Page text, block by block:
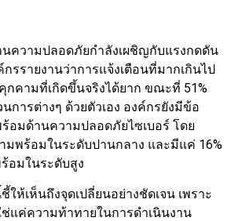
นความปลอดภัยกำลังเผชิญกับแรงกดดัน
กรรายงานว่าการแจ้งเตือนที่มากเกินไป
กคามที่เกิดขึ้นจริงได้ยาก ขณะที่ 51%
การต่างๆ ด้วยตัวเอง องค์กรยังมีข้อ
ร้อมด้านความปลอดภัยไซเบอร์ โดย
มพร้อมในระดับปานกลาง และมีแค่ 16%
อมในระดับสูง
ห้เห็นถึงจุดเปลี่ยนอย่างชัดเจน เพราะ
แค่ความท้าทายในการดำเนินงาน